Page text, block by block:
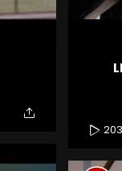
203